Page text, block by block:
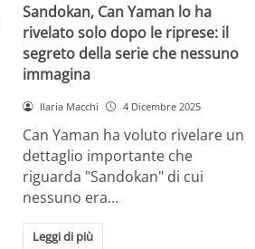
Sandokan, Can Yaman lo ha
rivelato solo dopo le riprese: il
segreto della serie che nessuno
immagina
Ilaria Macchi 4 Dicembre 2025
Can Yaman ha voluto rivelare un
dettaglio importante che
riguarda "Sandokan" di cui
nessuno era…
Leggi di più